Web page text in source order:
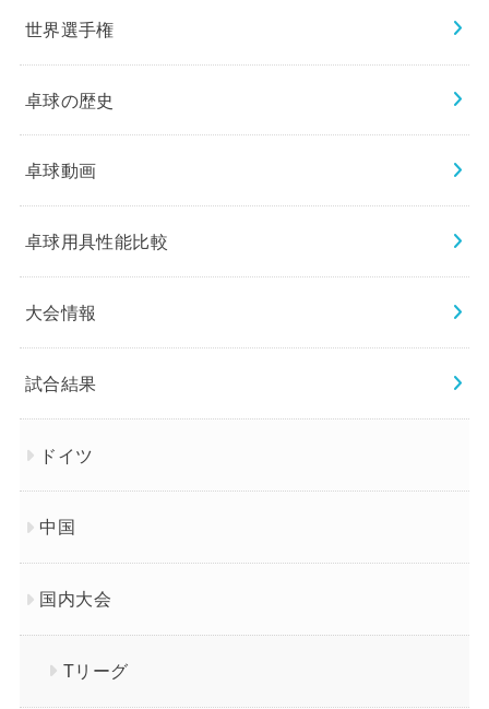
世界選手権
卓球の歴史
卓球動画
卓球用具性能比較
大会情報
試合結果
ドイツ
中国
国内大会
Tリーグ